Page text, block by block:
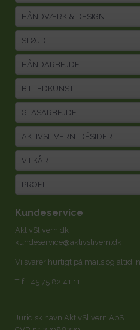
HÅNDVÆRK & DESIGN
SLØJD
HÅNDARBEJDE
BILLEDKUNST
GLASARBEJDE
AKTIVSLIVERN IDÉSIDER
VILKÅR
PROFIL
Kundeservice
AktivSlivern.dk
kundeservice@aktivslivern.dk
Vi svarer hurtigt på mails og altid
Tlf. +45 75 82 41 11
Juridisk navn AktivSlivern ApS